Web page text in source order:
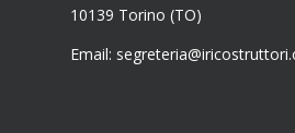
10139 Torino (TO)
Email: